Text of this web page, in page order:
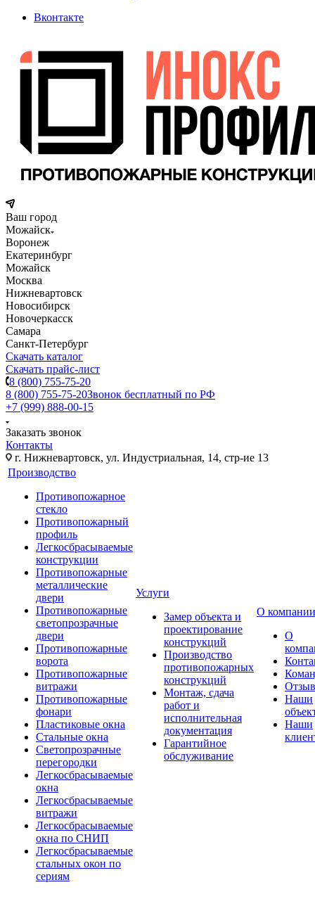
Вконтакте
Ваш город
Можайск
Воронеж
Екатеринбург
Можайск
Москва
Нижневартовск
Новосибирск
Новочеркасск
Самара
Санкт-Петербург
Скачать каталог
Скачать прайс-лист
8 (800) 755-75-20
8 (800) 755-75-20Звонок бесплатный по РФ
+7 (999) 888-00-15
Заказать звонок
Контакты
г. Нижневартовск, ул. Индустриальная, 14, стр-ие 13
Производство
Противопожарное
стекло
Противопожарный
профиль
Легкосбрасываемые
конструкции
Противопожарные
металлические
двери
Противопожарные
светопрозрачные
двери
Противопожарные
ворота
Противопожарные
витражи
Противопожарные
фонари
Пластиковые окна
Стальные окна
Светопрозрачные
перегородки
Легкосбрасываемые
окна
Легкосбрасываемые
витражи
Легкосбрасываемые
окна по СНИП
Легкосбрасываемые
стальных окон по
сериям
Услуги
Замер объекта и
проектирование
конструкций
Производство
противопожарных
конструкций
Монтаж, сдача
работ и
исполнительная
документация
Гарантийное
обслуживание
О компании
О
Наши
Наши